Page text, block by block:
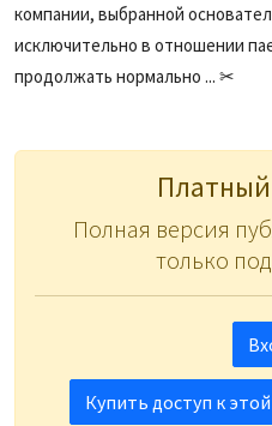
компании, выбранной
исключительно в отношении
продолжать нормально ... ✂
Полная версия
только
Купить доступ к